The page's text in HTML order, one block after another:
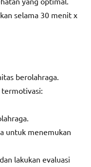
selama 30 menit x
berolahraga.
untuk menemukan
lakukan evaluasi